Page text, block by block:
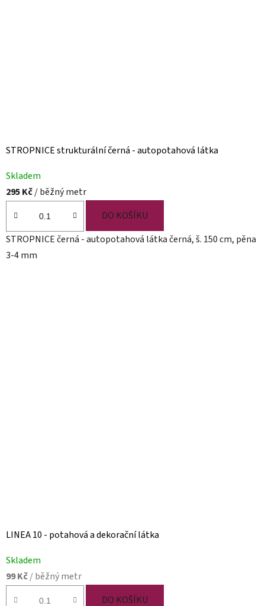
STROPNICE strukturální černá - autopotahová látka
Skladem
295 Kč/ běžný metr
DO KOŠÍKU
STROPNICE černá - autopotahová látka černá, š. 150 cm, pěna
3-4 mm
LINEA 10 - potahová a dekorační látka
Skladem
99 Kč/ běžný metr
DO KOŠÍKU